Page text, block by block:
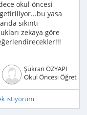
okul öncesi
yasa
sıkıntı
zekaya göre
Şükran ÖZYAPI
Okul Öncesi
istiyorum